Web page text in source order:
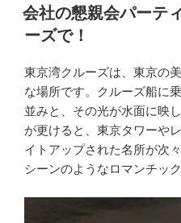
稿
日:
会社の懇親会パーテ
ーズで！
東京湾クルーズは、東京の
な場所です。クルーズ船に
並みと、その光が水面に映
が更けると、東京タワーや
イトアップされた名所が次
シーンのようなロマンチッ